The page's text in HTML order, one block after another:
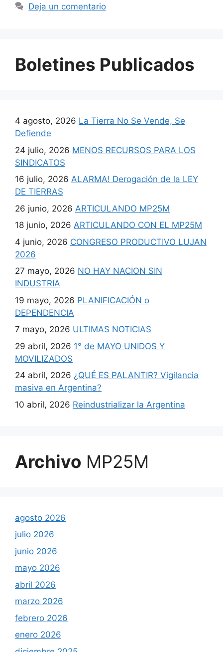
Deja un comentario
Boletines Publicados
4 agosto, 2026 La Tierra No Se Vende, Se
Defiende
24 julio, 2026 MENOS RECURSOS PARA LOS
SINDICATOS
16 julio, 2026 ALARMA! Derogación de la LEY
DE TIERRAS
26 junio, 2026 ARTICULANDO MP25M
18 junio, 2026 ARTICULANDO CON EL MP25M
4 junio, 2026 CONGRESO PRODUCTIVO LUJAN
2026
27 mayo, 2026 NO HAY NACION SIN
INDUSTRIA
19 mayo, 2026 PLANIFICACIÓN o
DEPENDENCIA
7 mayo, 2026 ULTIMAS NOTICIAS
29 abril, 2026 1° de MAYO UNIDOS Y
MOVILIZADOS
24 abril, 2026 ¿QUÉ ES PALANTIR? Vigilancia
masiva en Argentina?
10 abril, 2026 Reindustrializar la Argentina
Archivo MP25M
agosto 2026
julio 2026
junio 2026
mayo 2026
abril 2026
marzo 2026
febrero 2026
enero 2026